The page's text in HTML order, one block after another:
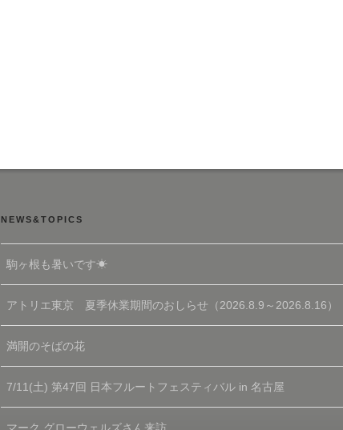
NEWS&TOPICS
駒ヶ根も暑いです☀
アトリエ東京 夏季休業期間のおしらせ（2026.8.9～2026.8.16）
満開のそばの花
7/11(土) 第47回 日本フルートフェスティバル in 名古屋
マーク グローウェルズさん来訪